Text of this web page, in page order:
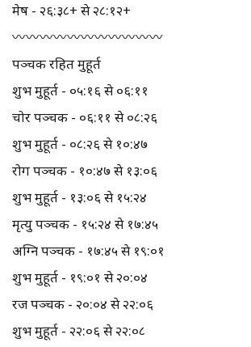
मेष - २६:३८+ से २८:१२+
〰️〰️〰️〰️〰️〰️〰️〰️〰️〰️〰️
पञ्चक रहित मुहूर्त
शुभ मुहूर्त - ०५:१६ से ०६:११
चोर पञ्चक - ०६:११ से ०८:२६
शुभ मुहूर्त - ०८:२६ से १०:४७
रोग पञ्चक - १०:४७ से १३:०६
शुभ मुहूर्त - १३:०६ से १५:२४
मृत्यु पञ्चक - १५:२४ से १७:४५
अग्नि पञ्चक - १७:४५ से १९:०१
शुभ मुहूर्त - १९:०१ से २०:०४
रज पञ्चक - २०:०४ से २२:०६
शुभ मुहूर्त - २२:०६ से २२:०८